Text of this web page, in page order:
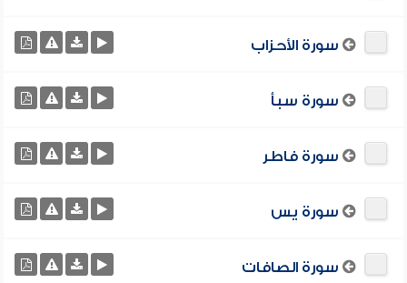
سورة الأحزاب
سورة سبأ
سورة فاطر
سورة يس
سورة الصافات